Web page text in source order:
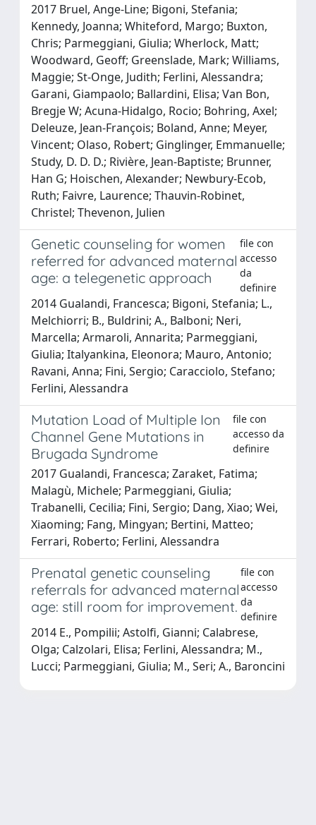
2017 Bruel, Ange-Line; Bigoni, Stefania;
Kennedy, Joanna; Whiteford, Margo; Buxton,
Chris; Parmeggiani, Giulia; Wherlock, Matt;
Woodward, Geoff; Greenslade, Mark; Williams,
Maggie; St-Onge, Judith; Ferlini, Alessandra;
Garani, Giampaolo; Ballardini, Elisa; Van Bon,
Bregje W; Acuna-Hidalgo, Rocio; Bohring, Axel;
Deleuze, Jean-François; Boland, Anne; Meyer,
Vincent; Olaso, Robert; Ginglinger, Emmanuelle;
Study, D. D. D.; Rivière, Jean-Baptiste; Brunner,
Han G; Hoischen, Alexander; Newbury-Ecob,
Ruth; Faivre, Laurence; Thauvin-Robinet,
Christel; Thevenon, Julien
Genetic counseling for women
referred for advanced maternal
age: a telegenetic approach
file con
accesso
da
definire
2014 Gualandi, Francesca; Bigoni, Stefania; L.,
Melchiorri; B., Buldrini; A., Balboni; Neri,
Marcella; Armaroli, Annarita; Parmeggiani,
Giulia; Italyankina, Eleonora; Mauro, Antonio;
Ravani, Anna; Fini, Sergio; Caracciolo, Stefano;
Ferlini, Alessandra
Mutation Load of Multiple Ion
Channel Gene Mutations in
Brugada Syndrome
file con
accesso da
definire
2017 Gualandi, Francesca; Zaraket, Fatima;
Malagù, Michele; Parmeggiani, Giulia;
Trabanelli, Cecilia; Fini, Sergio; Dang, Xiao; Wei,
Xiaoming; Fang, Mingyan; Bertini, Matteo;
Ferrari, Roberto; Ferlini, Alessandra
Prenatal genetic counseling
referrals for advanced maternal
age: still room for improvement.
file con
accesso
da
definire
2014 E., Pompilii; Astolfi, Gianni; Calabrese,
Olga; Calzolari, Elisa; Ferlini, Alessandra; M.,
Lucci; Parmeggiani, Giulia; M., Seri; A., Baroncini